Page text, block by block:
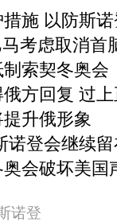
施 以防斯
考虑取消首
索契冬奥会
方回复 过
升俄形象
诺登会继续
会破坏美国
诺登